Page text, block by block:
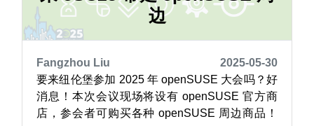
法，不如安装某一版本...边
Fangzhou Liu
2025-05-30
要来纽伦堡参加 2025 年 openSUSE 大会吗？好
消息！本次会议现场将设有 openSUSE 官方商
店，参会者可购买各种 openSUSE 周边商品！